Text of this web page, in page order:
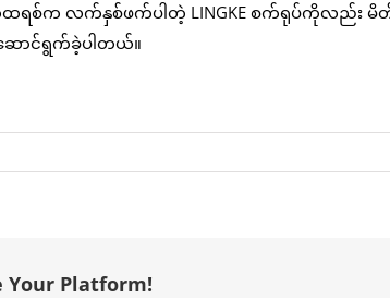
ထရစ်က လက်နှစ်ဖက်ပါတဲ့ LINGKE စက်ရုပ်ကိုလည်း
ဆောင်ရွက်ခဲ့ပါတယ်။
Your Platform!